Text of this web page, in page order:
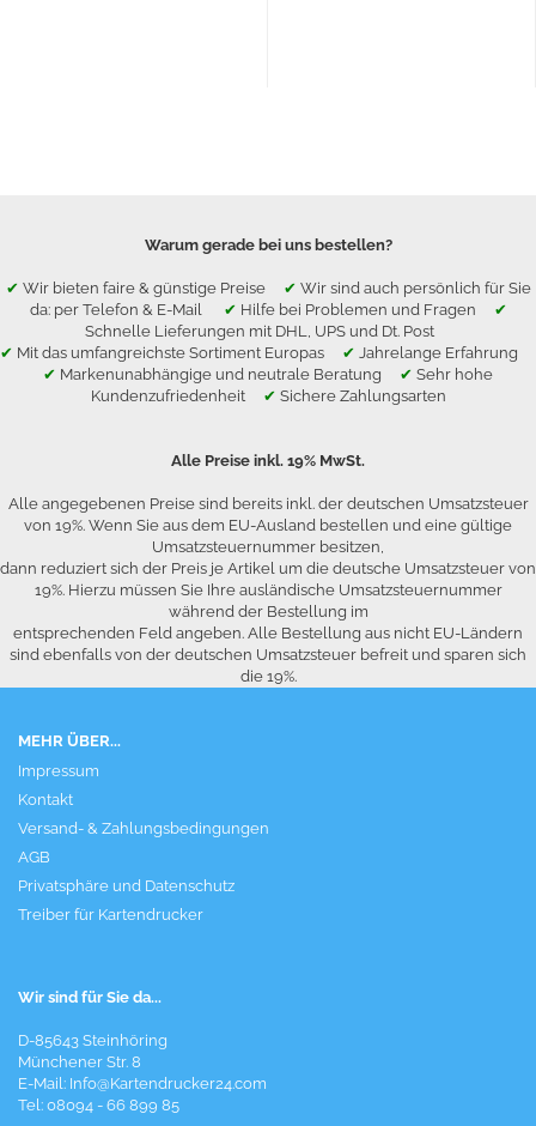
Warum gerade bei uns bestellen?
✔ Wir bieten faire & günstige Preise ✔ Wir sind auch persönlich für Sie
da: per Telefon & E-Mail ✔ Hilfe bei Problemen und Fragen ✔
Schnelle Lieferungen mit DHL, UPS und Dt. Post
✔ Mit das umfangreichste Sortiment Europas ✔ Jahrelange Erfahrung
✔ Markenunabhängige und neutrale Beratung ✔ Sehr hohe
Kundenzufriedenheit ✔ Sichere Zahlungsarten
Alle Preise inkl. 19% MwSt.
Alle angegebenen Preise sind bereits inkl. der deutschen Umsatzsteuer
von 19%. Wenn Sie aus dem EU-Ausland bestellen und eine gültige
Umsatzsteuernummer besitzen,
dann reduziert sich der Preis je Artikel um die deutsche Umsatzsteuer von
19%. Hierzu müssen Sie Ihre ausländische Umsatzsteuernummer
während der Bestellung im
entsprechenden Feld angeben. Alle Bestellung aus nicht EU-Ländern
sind ebenfalls von der deutschen Umsatzsteuer befreit und sparen sich
die 19%.
MEHR ÜBER...
Impressum
Kontakt
Versand- & Zahlungsbedingungen
AGB
Privatsphäre und Datenschutz
Treiber für Kartendrucker
Wir sind für Sie da...
D-85643 Steinhöring
Münchener Str. 8
E-Mail: Info@Kartendrucker24.com
Tel: 08094 - 66 899 85